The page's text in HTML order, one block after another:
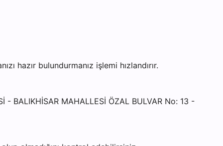
hazır bulundurmanız işlemi hızlandırır.
BALIKHİSAR MAHALLESİ ÖZAL BULVAR No: 13 -